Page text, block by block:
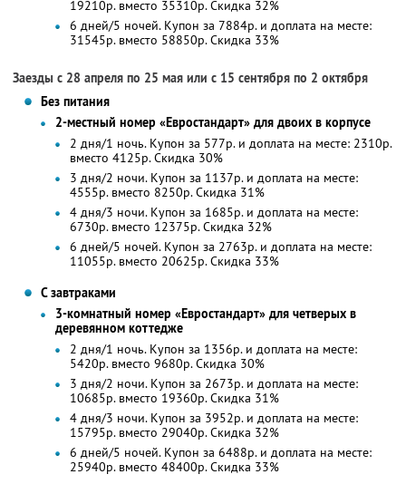
19210р. вместо 35310р. Скидка 32%
6 дней/5 ночей. Купон за 7884р. и доплата на месте:
31545р. вместо 58850р. Скидка 33%
Заезды с 28 апреля по 25 мая или с 15 сентября по 2 октября
Без питания
2-местный номер «Евростандарт» для двоих в корпусе
2 дня/1 ночь. Купон за 577р. и доплата на месте: 2310р.
вместо 4125р.Скидка 30%
3 дня/2 ночи. Купон за 1137р. и доплата на месте:
4555р. вместо 8250р.Скидка 31%
4 дня/3 ночи. Купон за 1685р. и доплата на месте:
6730р. вместо 12375р. Скидка 32%
6 дней/5 ночей. Купон за 2763р. и доплата на месте:
11055р. вместо 20625р. Скидка 33%
С завтраками
3-комнатный номер «Евростандарт» для четверых в
деревянном коттедже
2 дня/1 ночь. Купон за 1356р. и доплата на месте:
5420р. вместо 9680р.Скидка 30%
3 дня/2 ночи. Купон за 2673р. и доплата на месте:
10685р. вместо 19360р.Скидка 31%
4 дня/3 ночи. Купон за 3952р. и доплата на месте:
15795р. вместо 29040р. Скидка 32%
6 дней/5 ночей. Купон за 6488р. и доплата на месте:
25940р. вместо 48400р. Скидка 33%